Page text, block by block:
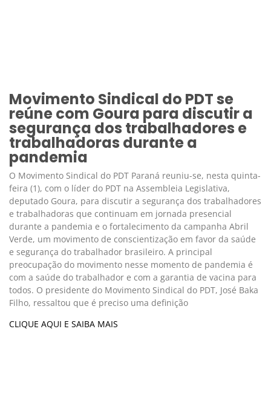
Movimento Sindical do PDT se
reúne com Goura para discutir a
segurança dos trabalhadores e
trabalhadoras durante a
pandemia
O Movimento Sindical do PDT Paraná reuniu-se, nesta quinta-
feira (1), com o líder do PDT na Assembleia Legislativa,
deputado Goura, para discutir a segurança dos trabalhadores
e trabalhadoras que continuam em jornada presencial
durante a pandemia e o fortalecimento da campanha Abril
Verde, um movimento de conscientização em favor da saúde
e segurança do trabalhador brasileiro. A principal
preocupação do movimento nesse momento de pandemia é
com a saúde do trabalhador e com a garantia de vacina para
todos. O presidente do Movimento Sindical do PDT, José Baka
Filho, ressaltou que é preciso uma definição
CLIQUE AQUI E SAIBA MAIS